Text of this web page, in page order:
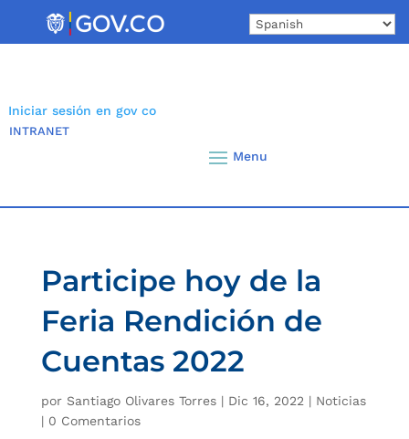
Iniciar sesión en gov co
INTRANET
Participe hoy de la
Feria Rendición de
Cuentas 2022
por Santiago Olivares Torres| Dic 16, 2022 | Noticias
| 0 Comentarios